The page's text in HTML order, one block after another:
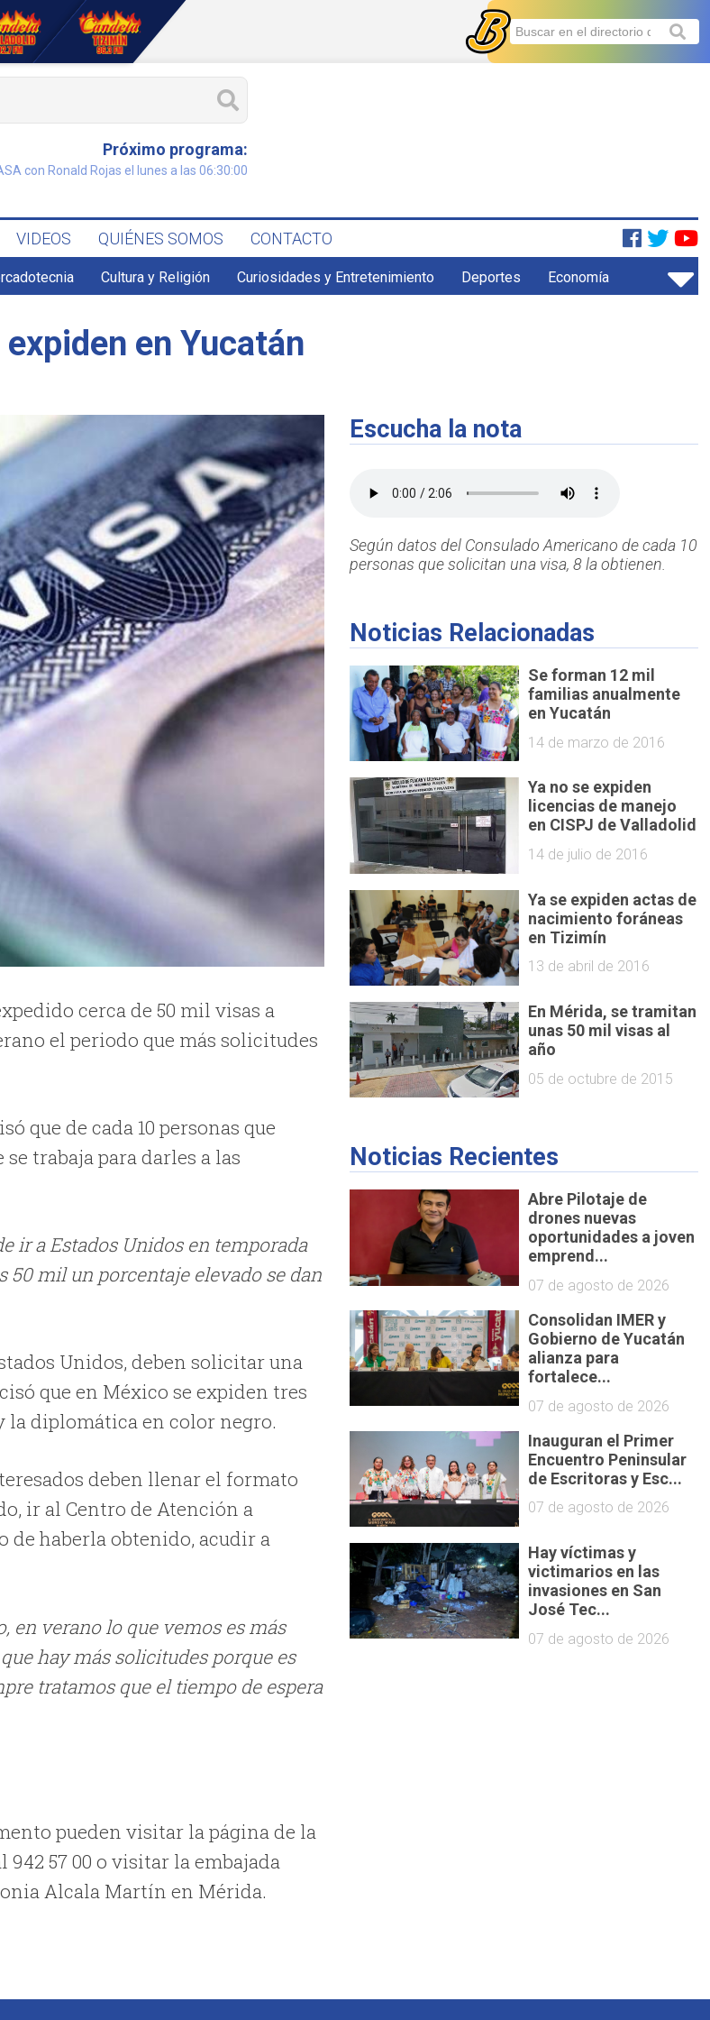
Próximo programa:
con Ronald Rojas el lunes a las 06:30:00
VIDEOS QUIÉNES SOMOS CONTACTO
Cultura y Religión Curiosidades y Entretenimiento Deportes Economía
en Yucatán
cerca de 50 mil visas a
el periodo que más solicitudes
que de cada 10 personas que
trabaja para darles a las
ir a Estados Unidos en temporada
50 mil un porcentaje elevado se dan
Unidos, deben solicitar una
que en México se expiden tres
la diplomática en color negro.
deben llenar el formato
ir al Centro de Atención a
haberla obtenido, acudir a
en verano lo que vemos es más
hay más solicitudes porque es
tratamos que el tiempo de espera
pueden visitar la página de la
57 00 o visitar la embajada
Alcala Martín en Mérida.
Escucha la nota
Según datos del Consulado Americano de cada 10
personas que solicitan una visa, 8 la obtienen.
Noticias Relacionadas
Se forman 12 mil
familias anualmente
en Yucatán
14 de marzo de 2016
Ya no se expiden
licencias de manejo
en CISPJ de Valladolid
14 de julio de 2016
Ya se expiden actas de
nacimiento foráneas
en Tizimín
13 de abril de 2016
En Mérida, se tramitan
unas 50 mil visas al
año
05 de octubre de 2015
Noticias Recientes
Abre Pilotaje de
drones nuevas
oportunidades a joven
emprend...
07 de agosto de 2026
Consolidan IMER y
Gobierno de Yucatán
alianza para
fortalece...
07 de agosto de 2026
Inauguran el Primer
Encuentro Peninsular
de Escritoras y Esc...
07 de agosto de 2026
Hay víctimas y
victimarios en las
invasiones en San
José Tec...
07 de agosto de 2026